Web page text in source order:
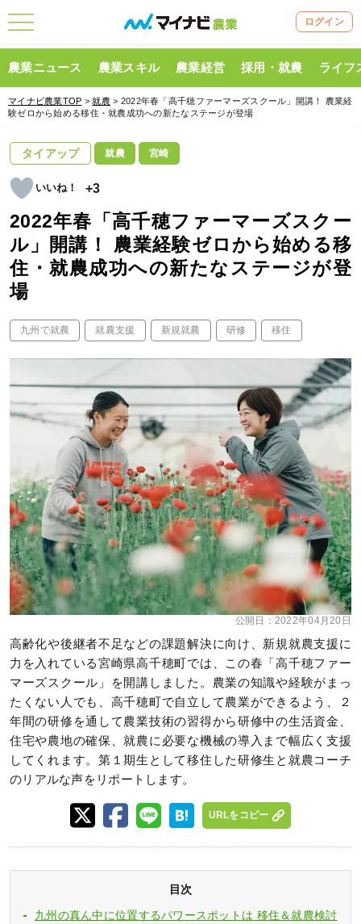
ログイン
農業ニュース 農業スキル 農業経営 採用・就農 ライフ
マイナビ農業TOP >就農 > 2022年春「高千穂ファーマーズスクール」開講！ 農業経
験ゼロから始める移住・就農成功への新たなステージが登場
タイアップ 就農 宮崎
+3
2022年春「高千穂ファーマーズスクー
ル」開講！ 農業経験ゼロから始める移
住・就農成功への新たなステージが登
場
九州で就農 就農支援 新規就農 研修 移住
公開日： 2022年04月20日
高齢化や後継者不足などの課題解決に向け、新規就農支援に
力を入れている宮崎県高千穂町では、この春「高千穂ファー
マーズスクール」を開講しました。農業の知識や経験がまっ
たくない人でも、高千穂町で自立して農業ができるよう、２
年間の研修を通して農業技術の習得から研修中の生活資金、
住宅や農地の確保、就農に必要な機械の導入まで幅広く支援
してくれます。第１期生として移住した研修生と就農コーチ
のリアルな声をリポートします。
URLをコピー
目次
九州の真ん中に位置するパワースポットは 移住＆就農検討